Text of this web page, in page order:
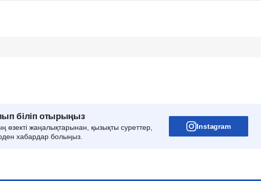
біліп отырыңыз
өзекті жаңалықтарынан, қызықты суреттер,
хабардар болыңыз.
Instagram